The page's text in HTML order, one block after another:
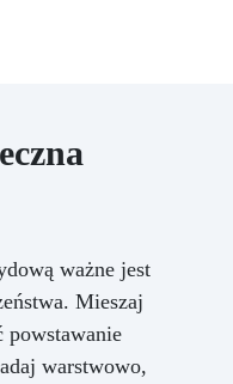
ważne jest
Mieszaj
warstwowo,